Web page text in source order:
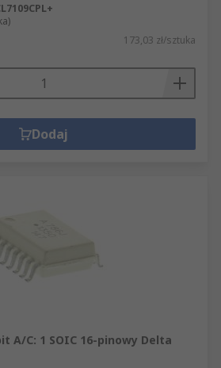
173,03 zł/sztuka
Dodaj
A/C: 1 SOIC 16-pinowy Delta